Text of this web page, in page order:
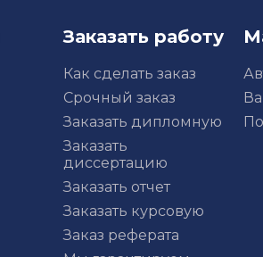
Заказать работу
Как сделать заказ
Срочный заказ
Заказать дипломную
Заказать
диссертацию
Заказать отчет
Заказать курсовую
Заказ реферата